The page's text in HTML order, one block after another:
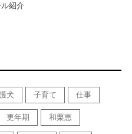
紹介
犬 子育て 仕事
更年期 和栗恵